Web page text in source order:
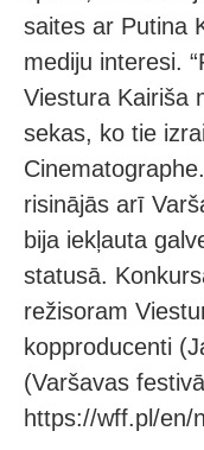
saites ar Putina
mediju interesi.
Viestura Kairiša
sekas, ko tie
risinājās arī
bija iekļauta
statusā.
režisoram
kopproducenti
(Varšavas
https://wff.pl/en/